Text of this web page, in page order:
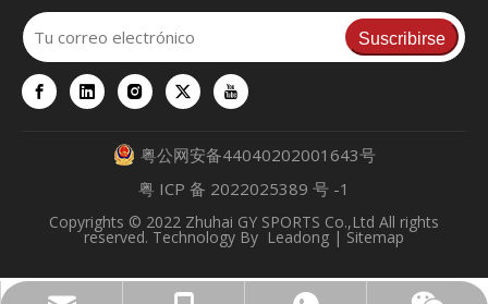
Suscribirse
粤公网安备44040202001643号
粤 ICP 备 2022025389 号 -1
Copyrights © 2022 Zhuhai GY SPORTS Co.,Ltd All rights
reserved. Technology By Leadong | Sitemap